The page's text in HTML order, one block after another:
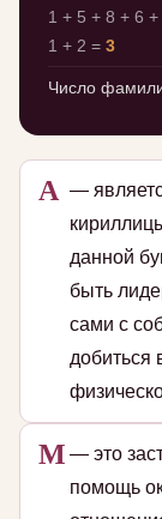
1 + 5 + 8 + 6
1 + 2 = 3
Число
А —
данной
быть
сами с
добиться
М — это
помощь